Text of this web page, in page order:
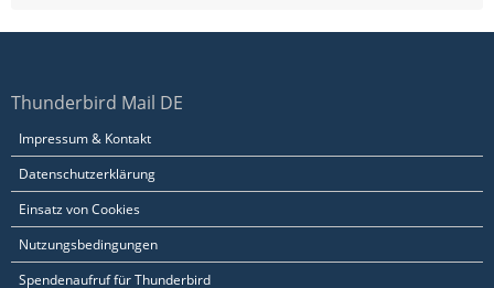
Thunderbird Mail DE
Impressum & Kontakt
Datenschutzerklärung
Einsatz von Cookies
Nutzungsbedingungen
Spendenaufruf für Thunderbird